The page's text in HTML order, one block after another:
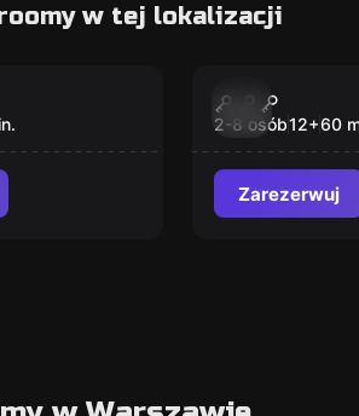
w tej lokalizacji
? Podroz
2-8 osób12+60
Zarezerwuj